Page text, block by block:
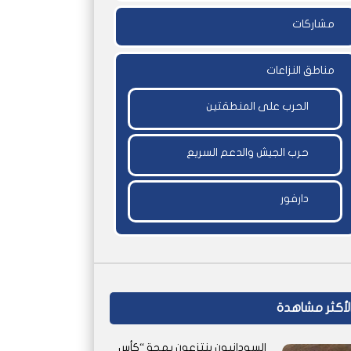
مشاركات
مناطق النزاعات
الحرب على المنطقتين
حرب الجيش والدعم السريع
دارفور
مشاهدة
السودانيون ينتزعون بهجة “كأس